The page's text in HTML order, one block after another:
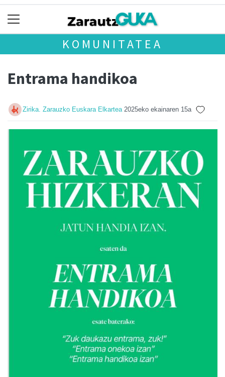
KOMUNITATEA
Entrama handikoa
Zirika. Zarauzko Euskara Elkartea 2025eko ekainaren 15a